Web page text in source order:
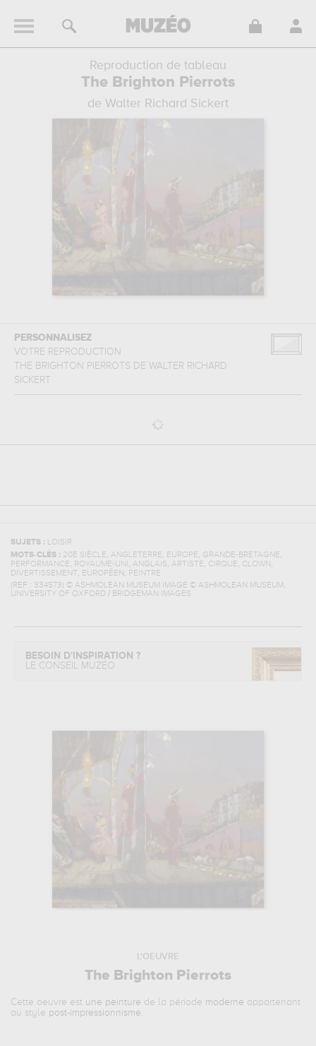
Reproduction de tableau
The Brighton Pierrots
de Walter Richard Sickert
PERSONNALISEZ
VOTRE REPRODUCTION
THE BRIGHTON PIERROTS DE WALTER RICHARD
SICKERT
SUJETS : LOISIR
MOTS-CLÉS : 20E SIÈCLE, ANGLETERRE, EUROPE, GRANDE-BRETAGNE,
PERFORMANCE, ROYAUME-UNI , ANGLAIS, ARTISTE, CIRQUE, CLOWN ,
DIVERTISSEMENT, EUROPÉEN , PEINTRE
(REF : 334573) © ASHMOLEAN MUSEUM IMAGE © ASHMOLEAN MUSEUM,
UNIVERSITY OF OXFORD / BRIDGEMAN IMAGES
BESOIN D'INSPIRATION ?
LE CONSEIL MUZÉO
L'OEUVRE
The Brighton Pierrots
Cette oeuvre est une peinture de la période moderne appartenant
au style post-impressionnisme